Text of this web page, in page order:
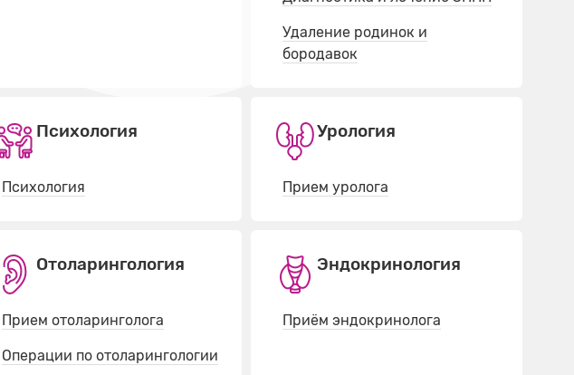
Удаление родинок и
бородавок
Психология
Психология
Урология
Прием уролога
Отоларингология
Прием отоларинголога
Операции по отоларингологии
Эндокринология
Приём эндокринолога